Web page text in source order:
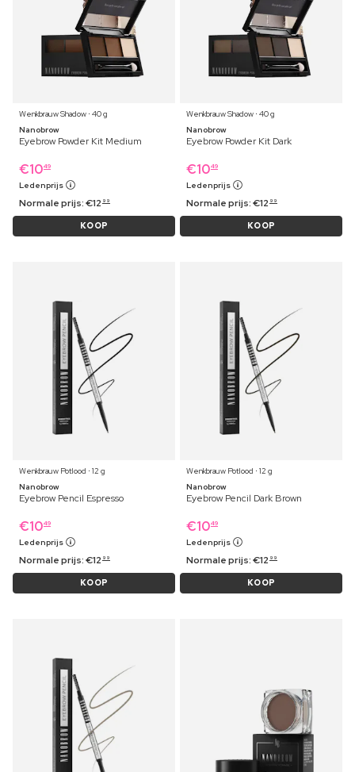
Wenkbrauw Shadow ⋅ 40 g
Nanobrow
Eyebrow Powder Kit Medium
€1049
Ledenprijs
Normale prijs:€12 99
KOOP
Wenkbrauw Shadow ⋅ 40 g
Nanobrow
Eyebrow Powder Kit Dark
€1049
Ledenprijs
Normale prijs:€12 99
KOOP
Wenkbrauw Potlood ⋅ 12 g
Nanobrow
Eyebrow Pencil Espresso
€1049
Ledenprijs
Normale prijs:€12 99
KOOP
Wenkbrauw Potlood ⋅ 12 g
Nanobrow
Eyebrow Pencil Dark Brown
€1049
Ledenprijs
Normale prijs:€12 99
KOOP